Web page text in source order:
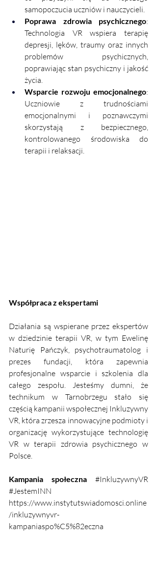
samopoczucia uczniów i nauczycieli.
Poprawa zdrowia psychicznego:
Technologia VR wspiera terapię
depresji, lęków, traumy oraz innych
problemów psychicznych,
poprawiając stan psychiczny i jakość
życia.
Wsparcie rozwoju emocjonalnego:
Uczniowie z trudnościami
emocjonalnymi i poznawczymi
skorzystają z bezpiecznego,
kontrolowanego środowiska do
terapii i relaksacji.
Współpraca z ekspertami
Działania są wspierane przez ekspertów
w dziedzinie terapii VR, w tym Ewelinę
Naturię Pańczyk, psychotraumatolog i
prezes fundacji, która zapewnia
profesjonalne wsparcie i szkolenia dla
całego zespołu. Jesteśmy dumni, że
technikum w Tarnobrzegu stało się
częścią kampanii wspołecznej Inkluzywny
VR, która zrzesza innowacyjne podmioty i
organizację wykorzystujące technologię
VR w terapii zdrowia psychicznego w
Polsce.
Kampania społeczna
#InkluzywnyVR
#JestemINN
https://www.instytutswiadomosci.online
/inkluzywnyvr-
kampaniaspo%C5%82eczna